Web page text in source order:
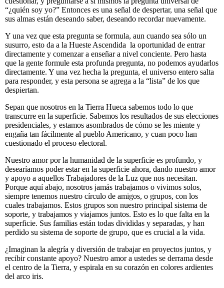
“¿quién soy yo?” Entonces es una señal de despertar, una señal que
sus almas están deseando saber, deseando recordar nuevamente.
Y una vez que esta pregunta se formula, aun cuando sea sólo un
susurro, esto da a la Hueste Ascendida la oportunidad de entrar
directamente y comenzar a enseñar a nivel conciente. Pero hasta
que la gente formule esta profunda pregunta, no podemos ayudarlos
directamente. Y una vez hecha la pregunta, el universo entero salta
para responder, y esta persona se agrega a la “lista” de los que
despiertan.
Sepan que nosotros en la Tierra Hueca sabemos todo lo que
transcurre en la superficie. Sabemos los resultados de sus elecciones
presidenciales, y estamos asombrados de cómo se les miente y
engaña tan fácilmente al pueblo Americano, y cuan poco han
cuestionado el proceso electoral.
Nuestro amor por la humanidad de la superficie es profundo, y
desearíamos poder estar en la superficie ahora, dando nuestro amor
y apoyo a aquellos Trabajadores de la Luz que nos necesitan.
Porque aquí abajo, nosotros jamás trabajamos o vivimos solos,
siempre tenemos nuestro círculo de amigos, o grupos, con los
cuales trabajamos. Estos grupos son nuestro principal sistema de
soporte, y trabajamos y viajamos juntos. Esto es lo que falta en la
superficie. Sus familias están todas divididas y separadas, y han
perdido su sistema de soporte de grupo, que es crucial a la vida.
¿Imaginan la alegría y diversión de trabajar en proyectos juntos, y
recibir constante apoyo? Nuestro amor a ustedes se derrama desde
el centro de la Tierra, y espirala en su corazón en colores ardientes
del arco iris.